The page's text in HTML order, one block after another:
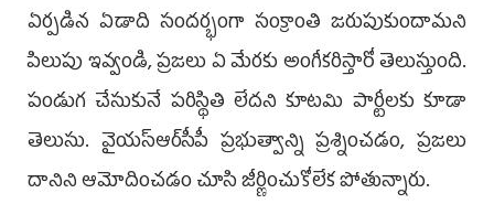
ఏర్పడిన ఏడాది సందర్భంగా సంక్రాంతి జరుపుకుందామని
పిలుపు ఇవ్వండి, ప్రజలు ఏ మేరకు అంగీకరిస్తారో తెలుస్తుంది.
పండుగ చేసుకునే పరిస్థితి లేదని కూటమి పార్టీలకు కూడా
తెలుసు. వైయస్ఆర్‌సీపీ ప్రభుత్వాన్ని ప్రశ్నించడం, ప్రజలు
దానిని ఆమోదించడం చూసి జీర్ణించుకోలేక పోతున్నారు.